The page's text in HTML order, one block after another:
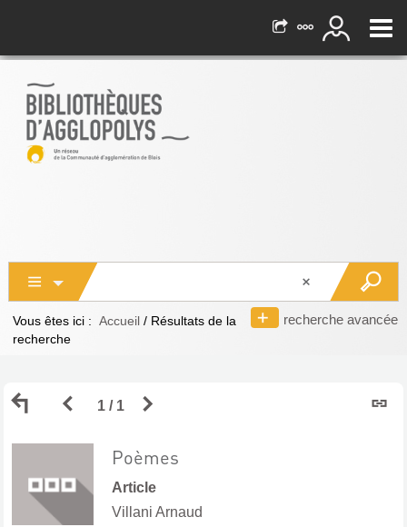
recherche avancée
Vous êtes ici : Accueil / Résultats de la
recherche
Retour
aux
résultats
Page
précédente
des
1 / 1
Page
suivante
des
Poèmes
Article
Villani Arnaud